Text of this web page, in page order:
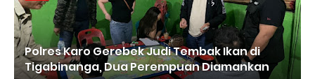
Polres Karo Gerebek Judi Tembak Ikan di
Tigabinanga, Dua Perempuan Diamankan